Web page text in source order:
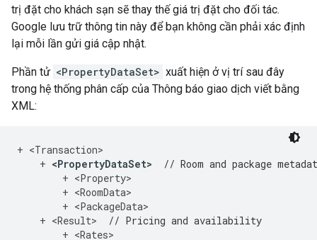
trị đặt cho khách sạn sẽ thay thế giá trị đặt cho đối tác.
Google lưu trữ thông tin này để bạn không cần phải xác định
lại mỗi lần gửi giá cập nhật.
Phần tử <PropertyDataSet> xuất hiện ở vị trí sau đây
trong hệ thống phân cấp của Thông báo giao dịch viết bằng
XML:
+ <Transaction>
+ <PropertyDataSet>
// Room and package
+ <Property>
+ <RoomData>
+ <PackageData>
+ <Result>
// Pricing and availability
+ <Rates>